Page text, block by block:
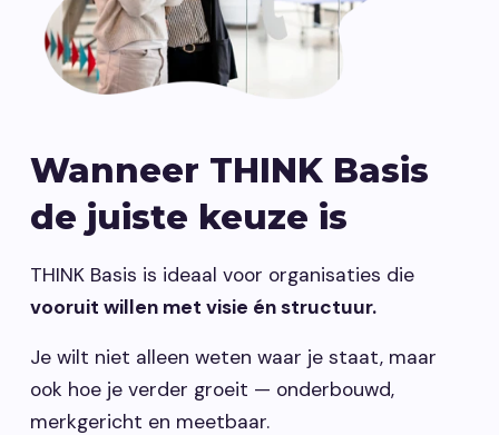
Wanneer THINK Basis
de juiste keuze is
THINK Basis is ideaal voor organisaties die
vooruit willen met visie én structuur.
Je wilt niet alleen weten waar je staat, maar
ook hoe je verder groeit — onderbouwd,
merkgericht en meetbaar.